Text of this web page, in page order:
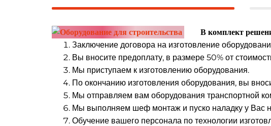
В комплект
Заключение договора на изготовление
Вы вносите предоплату, в размере 50% от
Мы приступаем к изготовлению оборудования.
По окончанию изготовления оборудования, вы
Мы отправляем вам оборудования транспортной
Мы выполняем шеф монтаж и пуско наладку у Вас
Обучение вашего персонала по технологии